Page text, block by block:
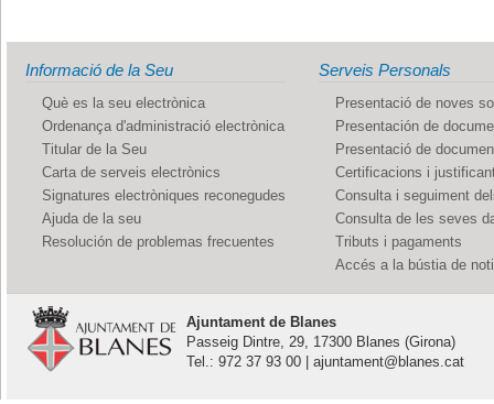
Informació de la Seu
Què es la seu electrònica
Ordenança d'administració electrònica
Titular de la Seu
Carta de serveis electrònics
Signatures electròniques reconegudes
Ajuda de la seu
Resolución de problemas frecuentes
Serveis Personals
Presentació de noves
Presentación de
Presentació de
Certificacions i
Consulta i seguiment
Consulta de les seves
Tributs i pagaments
Accés a la bústia de
Ajuntament de Blanes
Passeig Dintre, 29, 17300 Blanes (Girona)
Tel.: 972 37 93 00 | ajuntament@blanes.cat